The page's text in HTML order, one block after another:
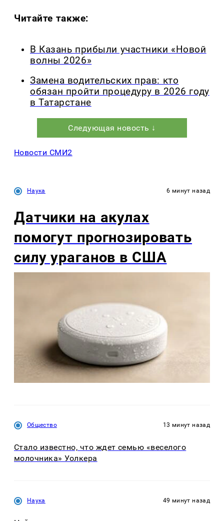
Читайте также:
В Казань прибыли участники «Новой
волны 2026»
Замена водительских прав: кто
обязан пройти процедуру в 2026 году
в Татарстане
Следующая новость ↓
Новости СМИ2
Наука 6 минут назад
Датчики на акулах
помогут прогнозировать
силу ураганов в США
Общество 13 минут назад
Стало известно, что ждет семью «веселого
молочника» Уолкера
Наука 49 минут назад